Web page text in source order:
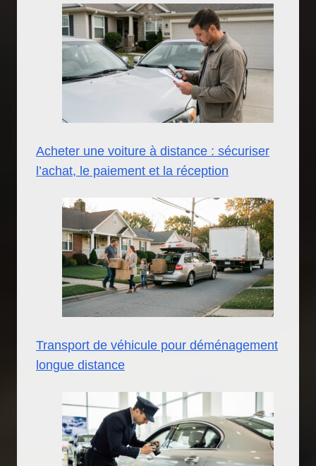
Acheter une voiture à distance : sécuriser
l’achat, le paiement et la réception
Transport de véhicule pour déménagement
longue distance